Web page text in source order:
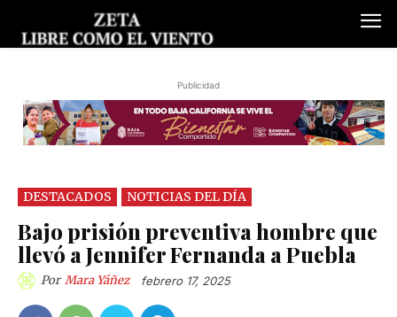
Publicidad
DESTACADOS NOTICIAS DEL DÍA
Bajo prisión preventiva hombre que
llevó a Jennifer Fernanda a Puebla
Por Mara Yáñez febrero 17, 2025